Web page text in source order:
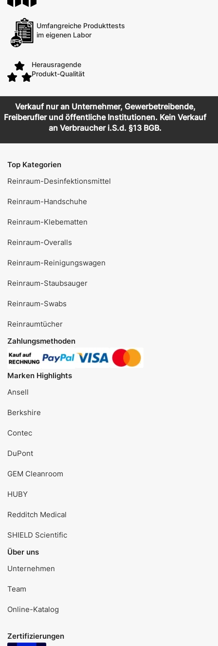
Umfangreiche Produkttests
im eigenen Labor
Herausragende
Produkt-Qualität
Verkauf nur an Unternehmer, Gewerbetreibende,
Freiberufler und öffentliche Institutionen. Kein Verkauf
an Verbraucher i.S.d. §13 BGB.
Top Kategorien
Reinraum-Desinfektionsmittel
Reinraum-Handschuhe
Reinraum-Klebematten
Reinraum-Overalls
Reinraum-Reinigungswagen
Reinraum-Staubsauger
Reinraum-Swabs
Reinraumtücher
Zahlungsmethoden
Marken Highlights
Ansell
Berkshire
Contec
DuPont
GEM Cleanroom
HUBY
Redditch Medical
SHIELD Scientific
Über uns
Unternehmen
Team
Online-Katalog
Zertifizierungen